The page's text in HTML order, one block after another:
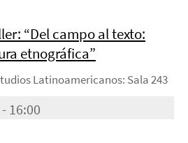
“Del campo al texto:
etnográfica”
Latinoamericanos: Sala 243
16:00